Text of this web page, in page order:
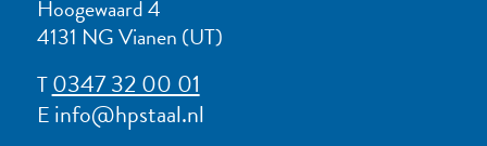
Hoogewaard 4
4131 NG Vianen (UT)
T0347 32 00 01
E info@hpstaal.nl